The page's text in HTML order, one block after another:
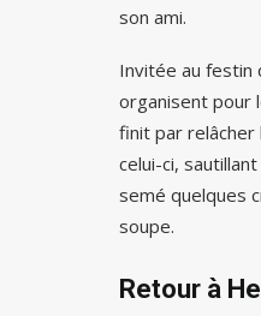
son ami.
Invitée au festin
organisent pour
finit par relâcher
celui-ci,
semé quelques
soupe.
Retour à